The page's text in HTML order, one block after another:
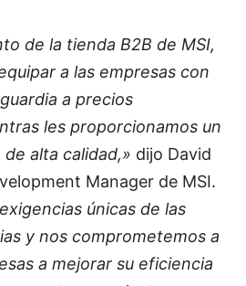
de la tienda B2B de MSI,
a las empresas con
a precios
les proporcionamos un
alta calidad,» dijo David
Manager de MSI.
únicas de las
y nos comprometemos a
a mejorar su eficiencia